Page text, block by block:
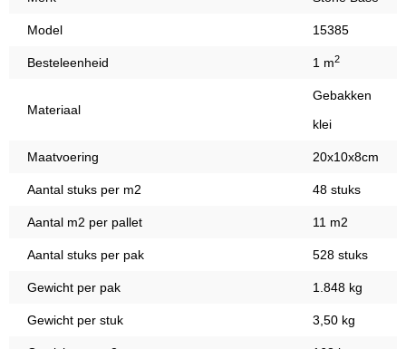
Model 15385
Besteleenheid 1 m2
Materiaal
Gebakken
klei
Maatvoering 20x10x8cm
Aantal stuks per m2 48 stuks
Aantal m2 per pallet 11 m2
Aantal stuks per pak 528 stuks
Gewicht per pak 1.848 kg
Gewicht per stuk 3,50 kg